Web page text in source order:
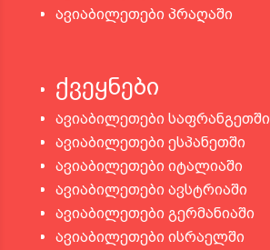
ავიაბილეთები პრაღაში
ქვეყნები
ავიაბილეთები საფრანგეთში
ავიაბილეთები ესპანეთში
ავიაბილეთები იტალიაში
ავიაბილეთები ავსტრიაში
ავიაბილეთები გერმანიაში
ავიაბილეთები ისრაელში